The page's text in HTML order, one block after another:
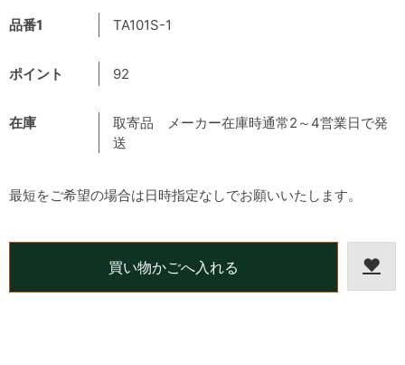
品番1 TA101S-1
ポイント 92
在庫
取寄品 メーカー在庫時通常2～4営業日で発
送
最短をご希望の場合は日時指定なしでお願いいたします。